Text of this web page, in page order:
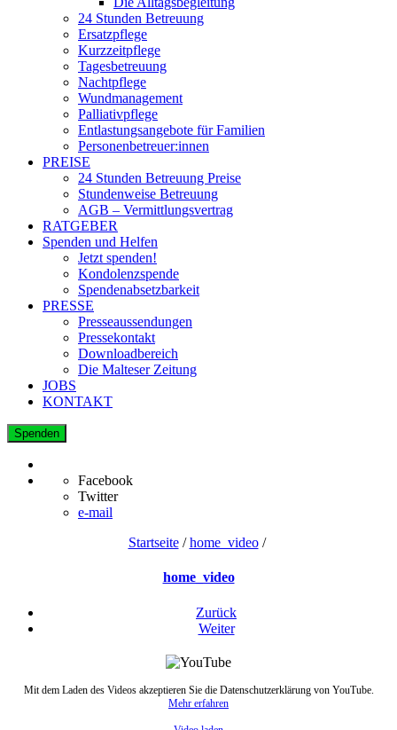
24 Stunden Betreuung
Ersatzpflege
Kurzzeitpflege
Tagesbetreuung
Nachtpflege
Wundmanagement
Palliativpflege
Entlastungsangebote für Familien
Personenbetreuer:innen
PREISE
24 Stunden Betreuung Preise
Stundenweise Betreuung
AGB – Vermittlungsvertrag
RATGEBER
Spenden und Helfen
Jetzt spenden!
Kondolenzspende
Spendenabsetzbarkeit
PRESSE
Presseaussendungen
Pressekontakt
Downloadbereich
Die Malteser Zeitung
JOBS
KONTAKT
Spenden
Facebook
Twitter
e-mail
Startseite/home_video/
home_video
Zurück
Weiter
Mit dem Laden des Videos akzeptieren Sie die Datenschutzerklärung von YouTube.
Mehr erfahren